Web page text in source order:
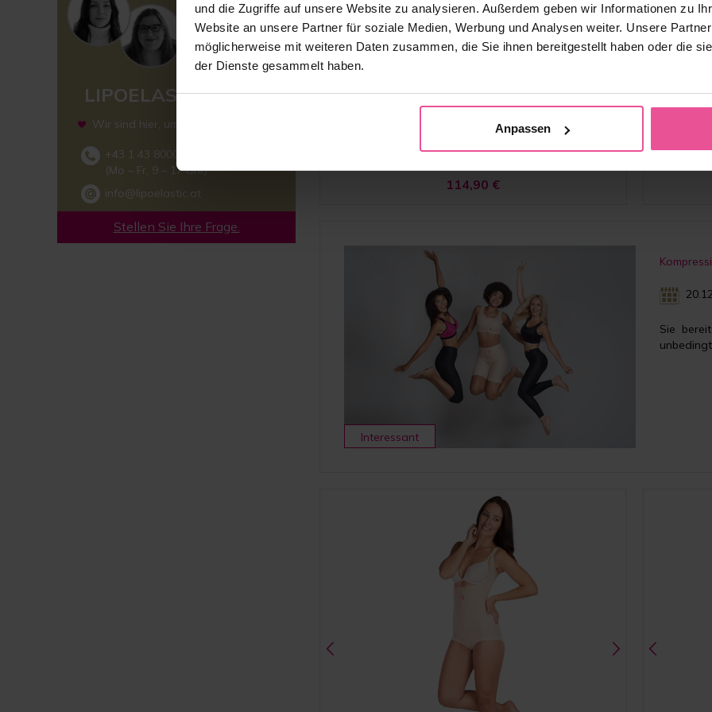
und die Zugriffe auf unsere Website zu analysieren. Außerdem geben wir Informationen zu
Website an unsere Partner für soziale Medien, Werbung und Analysen weiter. Unsere
möglicherweise mit weiteren Daten zusammen, die Sie ihnen bereitgestellt haben oder die
der Dienste gesammelt haben.
Anpassen
LIPOELASTIC TEAM
Wir sind hier, um Ihnen zu helfen
+43 1 43 80008
(Mo – Fr, 9 – 17 Uhr)
info@lipoelastic.at
Stellen Sie Ihre Frage.
VH Variant
abnehmbaren Trägern, Hakenverschluss im Schrittbereich
114,90 €
Interessant
Sie